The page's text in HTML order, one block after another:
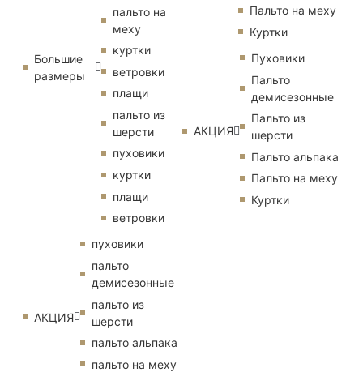
Большие
размеры
пальто на
меху
куртки
ветровки
плащи
пальто из
шерсти
пуховики
куртки
плащи
ветровки
АКЦИЯ
пуховики
пальто
демисезонные
пальто из
шерсти
пальто альпака
пальто на меху
Пальто на меху
Куртки
АКЦИЯ
Пуховики
Пальто
демисезонные
Пальто из
шерсти
Пальто альпака
Пальто на меху
Куртки